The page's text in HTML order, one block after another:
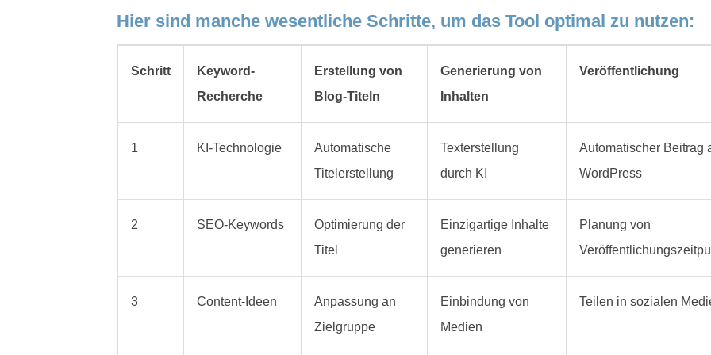
Hier sind manche wesentliche Schritte, um das Tool optimal zu nutzen:
Schritt
Keyword-
Recherche
Erstellung von
Blog-Titeln
Generierung von
Inhalten
Veröffentlichung
1 KI-Technologie
Automatische
Titelerstellung
Texterstellung
durch KI
Automatischer Beitrag
WordPress
2 SEO-Keywords
Optimierung der
Titel
Einzigartige Inhalte
generieren
Planung von
3 Content-Ideen
Anpassung an
Zielgruppe
Einbindung von
Medien
Teilen in sozialen